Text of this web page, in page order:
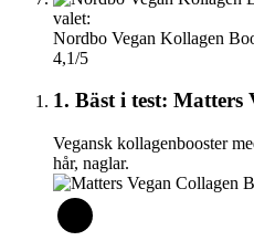
valet:
Nordbo Vegan Kollagen
4,1/5
1. Bäst i test: Matters
Vegansk kollagenbooster
hår, naglar.